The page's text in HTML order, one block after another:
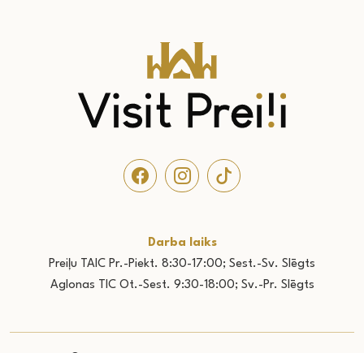
Darba laiks
Preiļu TAIC Pr.-Piekt. 8:30-17:00; Sest.-Sv. Slēgts
Aglonas TIC Ot.-Sest. 9:30-18:00; Sv.-Pr. Slēgts